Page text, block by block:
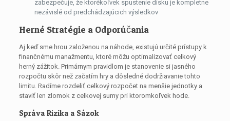
zabezpečuje, že ktorékoľvek spustenie disku je kompletne
nezávislé od predchádzajúcich výsledkov
Herné Stratégie a Odporúčania
Aj keď sme hrou založenou na náhode, existujú určité prístupy k
finančnému manažmentu, ktoré môžu optimalizovať celkový
herný zážitok. Primárnym pravidlom je stanovenie si jasného
rozpočtu skôr než začatím hry a dôsledné dodržiavanie tohto
limitu. Radíme rozdeliť celkový rozpočet na menšie jednotky a
staviť len zlomok z celkovej sumy pri ktoromkoľvek hode.
Správa Rizika a Sázok